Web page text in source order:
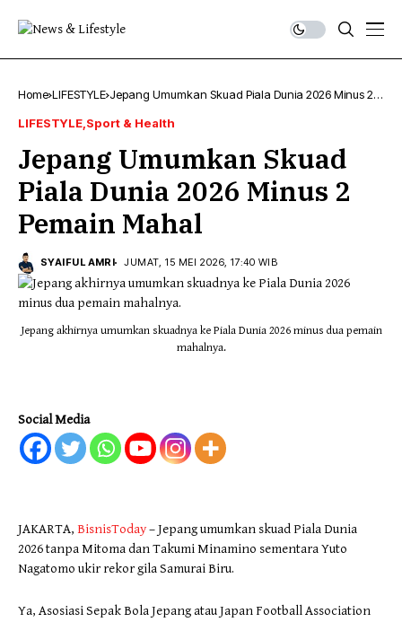
Home LIFESTYLE Jepang Umumkan Skuad Piala Dunia 2026 Minus 2
LIFESTYLE Sport & Health
Jepang Umumkan Skuad
Piala Dunia 2026 Minus 2
Pemain Mahal
SYAIFUL AMRI JUMAT, 15 MEI 2026, 17:40 WIB
Jepang akhirnya umumkan skuadnya ke Piala Dunia 2026 minus dua pemain
mahalnya.
Social Media
JAKARTA, BisnisToday– Jepang umumkan skuad Piala Dunia
2026 tanpa Mitoma dan Takumi Minamino sementara Yuto
Nagatomo ukir rekor gila Samurai Biru.
Ya, Asosiasi Sepak Bola Jepang atau Japan Football Association